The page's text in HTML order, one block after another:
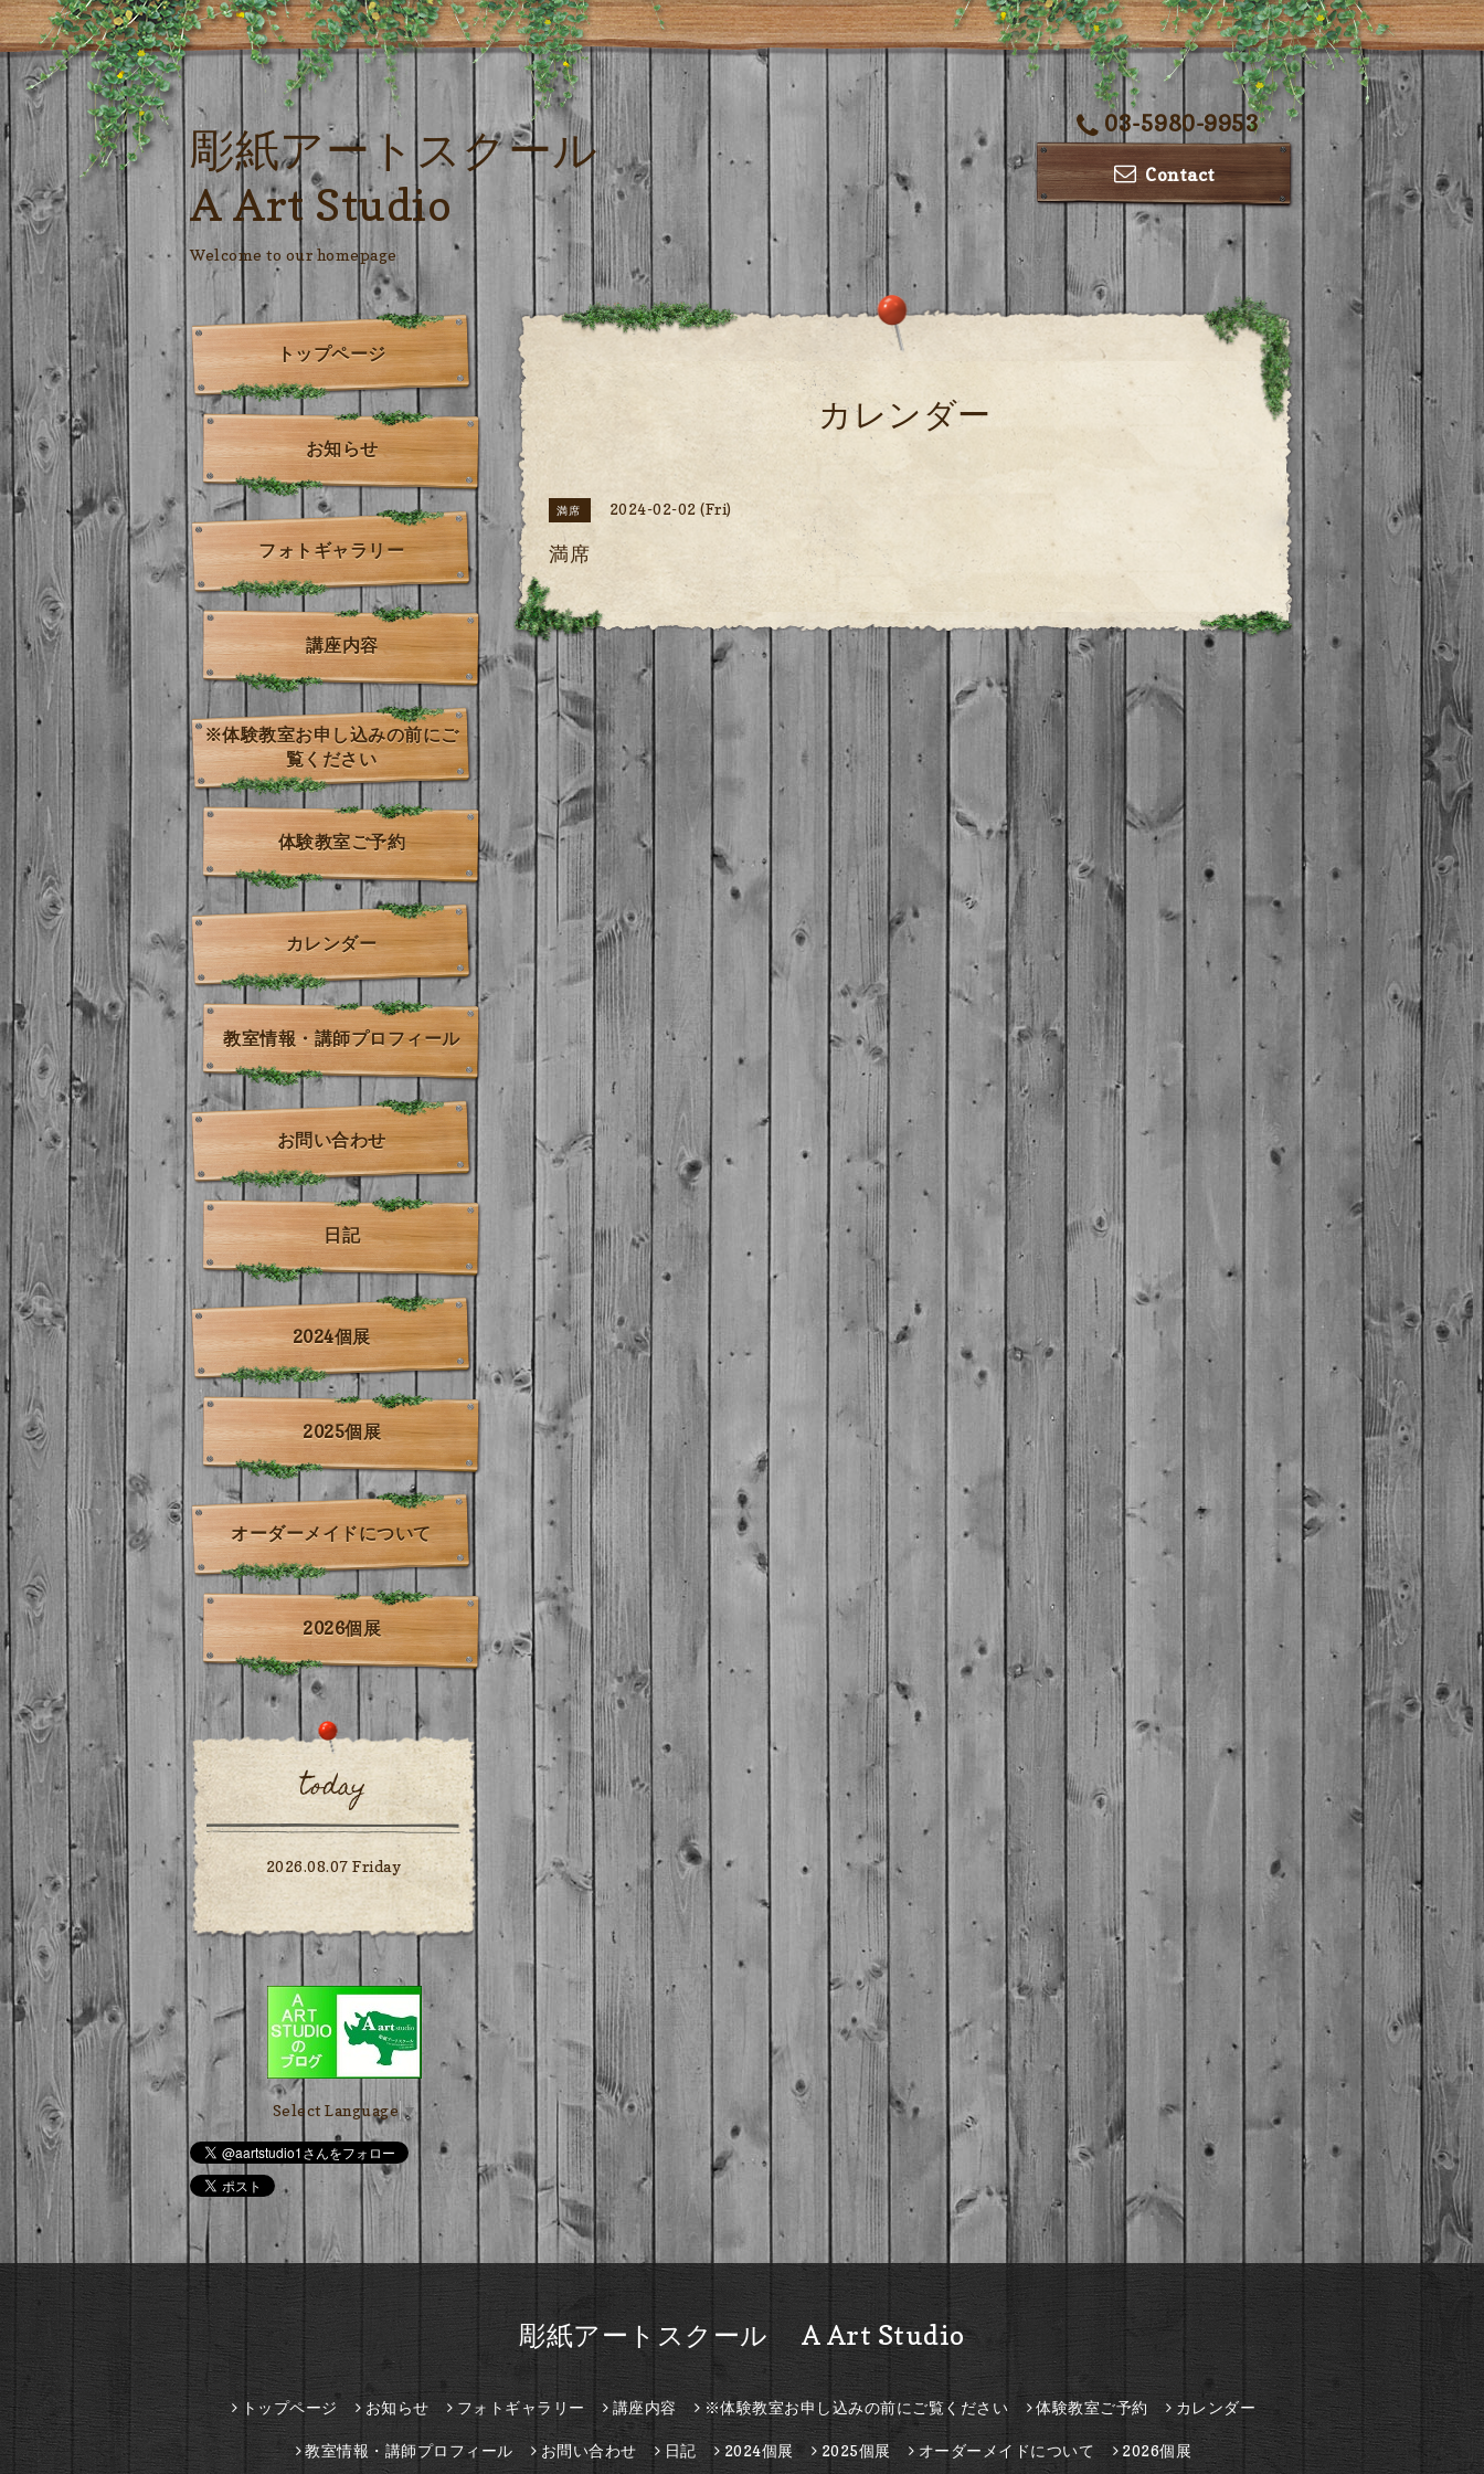
03-5980-9953
Contact
彫紙アートスクール
A Art Studio
Welcome to our homepage
カレンダー
満席 2024-02-02 (Fri)
満席
トップページ
お知らせ
フォトギャラリー
講座内容
※体験教室お申し込みの前にご
覧ください
体験教室ご予約
カレンダー
教室情報・講師プロフィール
お問い合わせ
日記
2024個展
2025個展
オーダーメイドについて
2026個展
today
2026.08.07 Friday
Select Language▼
彫紙アートスクール A Art Studio
トップページ お知らせ フォトギャラリー 講座内容 ※体験教室お申し込みの前にご覧ください 体験教室ご予約 カレンダー
教室情報・講師プロフィール お問い合わせ 日記 2024個展 2025個展 オーダーメイドについて 2026個展